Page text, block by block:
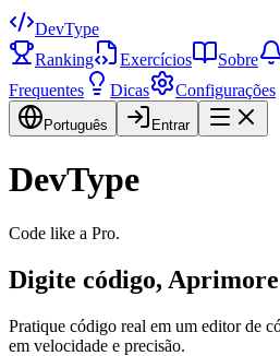
DevType
Ranking
Exercícios Sobre
Frequentes
Dicas Configurações
Português Entrar
DevType
Code like a Pro.
Digite código,
Pratique código real em um editor de
em velocidade e precisão.